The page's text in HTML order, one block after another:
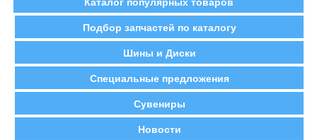
Подбор запчастей по каталогу
Шины и Диски
Специальные предложения
Сувениры
Новости